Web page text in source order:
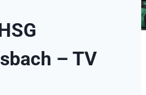
– TV